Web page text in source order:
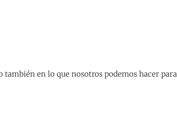
también en lo que nosotros podemos hacer para